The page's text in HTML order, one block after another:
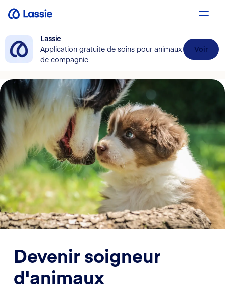
Lassie
Application gratuite de soins pour animaux
de compagnie
Voir
Devenir soigneur
d'animaux